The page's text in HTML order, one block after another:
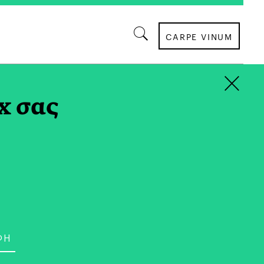
CARPE VINUM
της Νέας Δημοκρατίας. Διετέλεσε
Οικονομικών (2020-2023) αρμόδιος
σας
×